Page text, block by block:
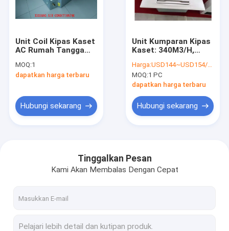
Tur Pabrik
Unit Coil Kipas Kaset
AC Rumah Tangga
Kamar
MOQ:1
dapatkan harga terbaru
Hubungi sekarang
Unit Kumparan Kipas
Kaset: 340M3/H,
Pemanasan 3360w, 1
Kipas & Motor, 24kg
Harga:USD144~USD154/PC
MOQ:1 PC
dapatkan harga terbaru
Hubungi sekarang
Tinggalkan Pesan
Kami Akan Membalas Dengan Cepat